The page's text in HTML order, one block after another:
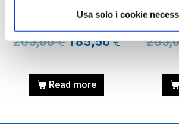
Usa solo i cookie
Occhiale PERSOL 0PO3350S
1203B1 56
265,00€ 185,50€
Read more
Occhiale